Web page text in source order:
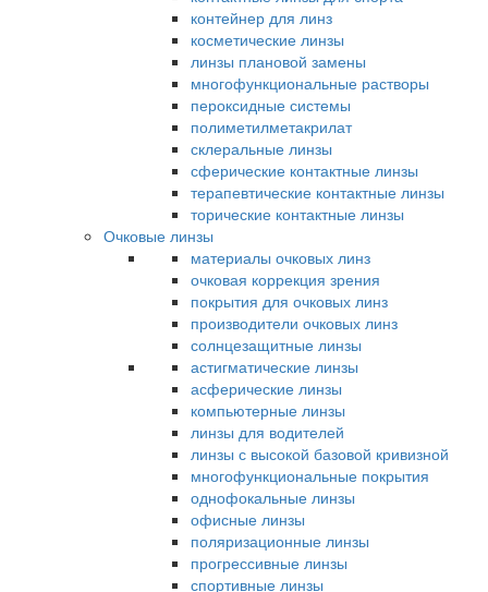
контейнер для линз
косметические линзы
линзы плановой замены
многофункциональные растворы
пероксидные системы
полиметилметакрилат
склеральные линзы
сферические контактные линзы
терапевтические контактные линзы
торические контактные линзы
Очковые линзы
материалы очковых линз
очковая коррекция зрения
покрытия для очковых линз
производители очковых линз
солнцезащитные линзы
астигматические линзы
асферические линзы
компьютерные линзы
линзы для водителей
линзы с высокой базовой кривизной
многофункциональные покрытия
однофокальные линзы
офисные линзы
поляризационные линзы
прогрессивные линзы
спортивные линзы